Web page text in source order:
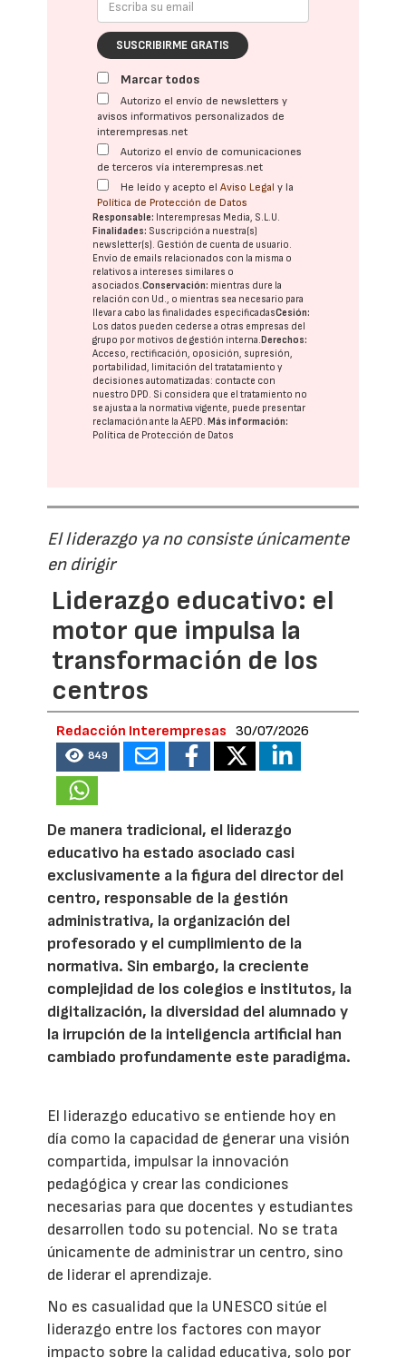
SUSCRIBIRME GRATIS
Marcar todos
Autorizo el envío de newsletters y
avisos informativos personalizados de
interempresas.net
Autorizo el envío de comunicaciones
de terceros vía interempresas.net
He leído y acepto elAviso Legal y la
Política de Protección de Datos
Responsable: Interempresas Media, S.L.U.
Finalidades: Suscripción a nuestra(s)
newsletter(s). Gestión de cuenta de usuario.
Envío de emails relacionados con la misma o
relativos a intereses similares o
asociados.Conservación: mientras dure la
relación con Ud., o mientras sea necesario para
llevar a cabo las finalidades especificadasCesión:
Los datos pueden cederse a otras empresas del
grupo por motivos de gestión interna.Derechos:
Acceso, rectificación, oposición, supresión,
portabilidad, limitación del tratatamiento y
decisiones automatizadas: contacte con
nuestro DPD. Si considera que el tratamiento no
se ajusta a la normativa vigente, puede presentar
reclamación ante laAEPD.Más información:
Política de Protección de Datos
El liderazgo ya no consiste únicamente
en dirigir
Liderazgo educativo: el
motor que impulsa la
transformación de los
centros
Redacción Interempresas 30/07/2026
849
De manera tradicional, el liderazgo
educativo ha estado asociado casi
exclusivamente a la figura del director del
centro, responsable de la gestión
administrativa, la organización del
profesorado y el cumplimiento de la
normativa. Sin embargo, la creciente
complejidad de los colegios e institutos, la
digitalización, la diversidad del alumnado y
la irrupción de la inteligencia artificial han
cambiado profundamente este paradigma.
El liderazgo educativo se entiende hoy en
día como la capacidad de generar una visión
compartida, impulsar la innovación
pedagógica y crear las condiciones
necesarias para que docentes y estudiantes
desarrollen todo su potencial. No se trata
únicamente de administrar un centro, sino
de liderar el aprendizaje.
No es casualidad que la UNESCO sitúe el
liderazgo entre los factores con mayor
impacto sobre la calidad educativa, solo por